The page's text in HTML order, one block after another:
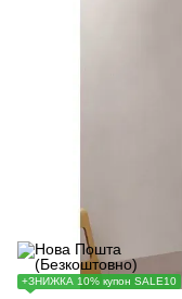
+ЗНИЖКА 10% купон SALE10